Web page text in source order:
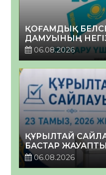
ҚОҒАМДЫҚ
ДАМУЫНЫҢ
06.08.2026
ҚҰРЫЛТАЙ
БАСТАР
06.08.2026